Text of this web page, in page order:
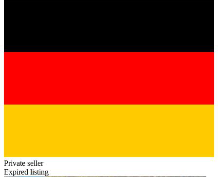
Private seller
Expired listing